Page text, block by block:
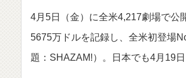
4月5日（金）に全米4,217劇場で公
5675万ドルを記録し、全米初登場
題：SHAZAM!）。日本でも4月19